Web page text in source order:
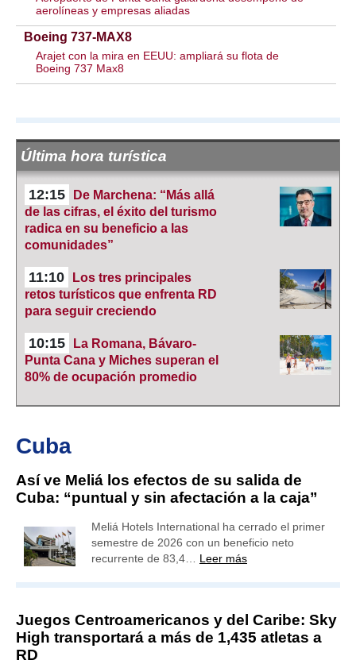
aerolíneas y empresas aliadas
Boeing 737-MAX8
Arajet con la mira en EEUU: ampliará su flota de
Boeing 737 Max8
Última hora turística
12:15
De Marchena: “Más allá
de las cifras, el éxito del turismo
radica en su beneficio a las
comunidades”
11:10
Los tres principales
retos turísticos que enfrenta RD
para seguir creciendo
10:15
La Romana, Bávaro-
Punta Cana y Miches superan el
80% de ocupación promedio
Cuba
Así ve Meliá los efectos de su salida de
Cuba: “puntual y sin afectación a la caja”
Meliá Hotels International ha cerrado el primer
semestre de 2026 con un beneficio neto
recurrente de 83,4… Leer más
Juegos Centroamericanos y del Caribe: Sky
High transportará a más de 1,435 atletas a
RD